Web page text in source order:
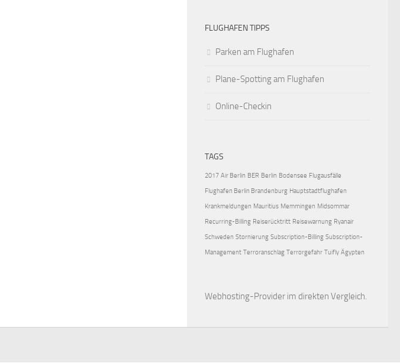
FLUGHAFEN TIPPS
Parken am Flughafen
Plane-Spotting am Flughafen
Online-Checkin
TAGS
2017 Air Berlin BER Berlin Bodensee Flugausfälle
Flughafen Berlin Brandenburg Hauptstadtflughafen
Krankmeldungen Mauritius Memmingen Midsommar
Recurring-Billing Reiserücktritt Reisewarnung Ryanair
Schweden Stornierung Subscription-Billing Subscription-
Management Terroranschlag Terrorgefahr Tuifly Ägypten
Webhosting-Provider im direkten Vergleich.